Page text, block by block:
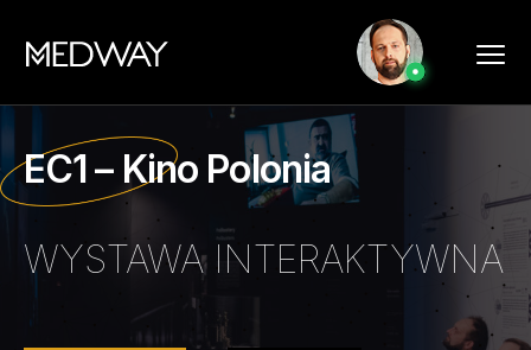
EC1 – Kino Polonia
WYSTAWA INTERAKTYWNA